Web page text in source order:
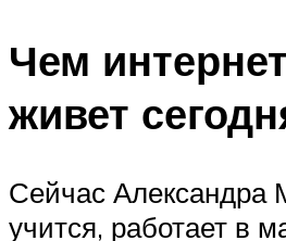
Чем
живет
Сейчас Александра
учится, работает в